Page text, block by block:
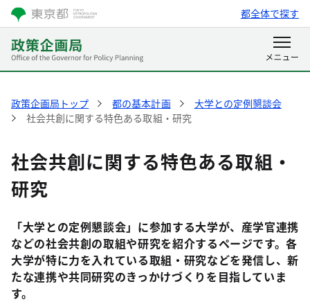
都全体で探す
政策企画局トップ 都の基本計画
大学との定例懇談会
社会共創に関する特色ある取組・研究
社会共創に関する特色ある取組・
研究
「大学との定例懇談会」に参加する大学が、産学官連携
などの社会共創の取組や研究を紹介するページです。各
大学が特に力を入れている取組・研究などを発信し、新
たな連携や共同研究のきっかけづくりを目指していま
す。